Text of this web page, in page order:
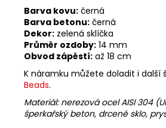
Barva kovu: černá
Barva betonu: černá
Dekor: zelená sklíčka
Průměr ozdoby: 14 mm
Obvod zápěstí: až 18 cm
K náramku můžete doladit i další
Beads.
Materiál: nerezová ocel AISI 304
šperkařský beton, drcené sklo,